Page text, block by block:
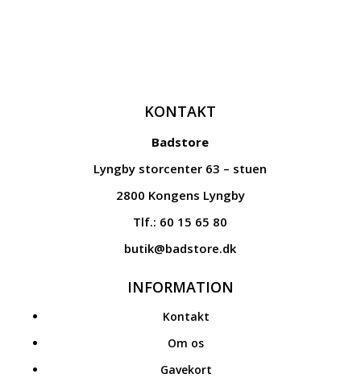
KONTAKT
Badstore
Lyngby storcenter 63 – stuen
2800 Kongens Lyngby
Tlf.: 60 15 65 80
butik@badstore.dk
INFORMATION
Kontakt
Om os
Gavekort